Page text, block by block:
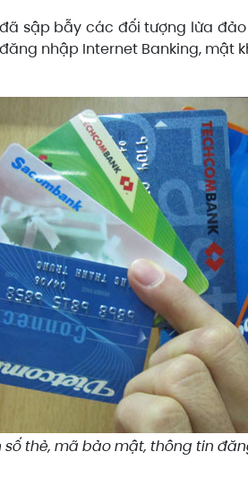
sập bẫy các đối tượng lừa
nhập Internet Banking, mật
thẻ, mã bảo mật, thông tin